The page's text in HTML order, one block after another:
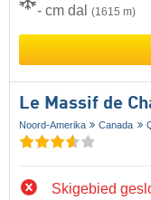
- cm dal (1615 m)
Le Massif de
Noord-Amerika Canada
Skigebied